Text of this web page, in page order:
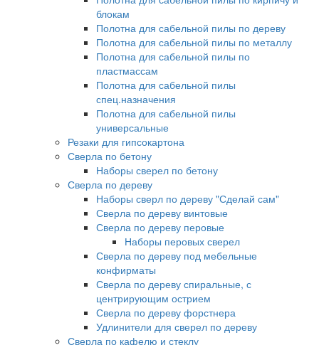
блокам
Полотна для сабельной пилы по дереву
Полотна для сабельной пилы по металлу
Полотна для сабельной пилы по
пластмассам
Полотна для сабельной пилы
спец.назначения
Полотна для сабельной пилы
универсальные
Резаки для гипсокартона
Сверла по бетону
Наборы сверел по бетону
Сверла по дереву
Наборы сверл по дереву "Сделай сам"
Сверла по дереву винтовые
Сверла по дереву перовые
Наборы перовых сверел
Сверла по дереву под мебельные
конфирматы
Сверла по дереву спиральные, с
центрирующим острием
Сверла по дереву форстнера
Удлинители для сверел по дереву
Сверла по кафелю и стеклу